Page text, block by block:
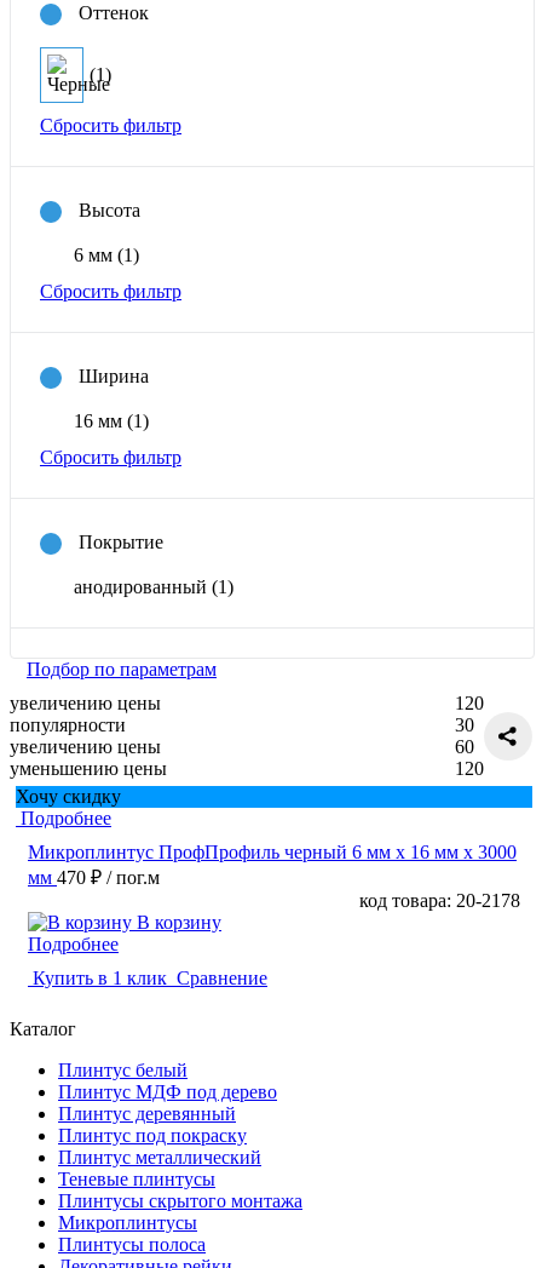
Оттенок
(1)
Сбросить фильтр
Высота
6 мм (1)
Сбросить фильтр
Ширина
16 мм (1)
Сбросить фильтр
Покрытие
анодированный (1)
Подбор по параметрам
увеличению цены
популярности
увеличению цены
уменьшению цены
120
30
60
120
Хочу скидку
Подробнее
Микроплинтус ПрофПрофиль черный 6 мм x 16 мм х 3000
мм 470 ₽ / пог.м
код товара: 20-2178
В корзину
Подробнее
Купить в 1 клик Сравнение
Каталог
Плинтус белый
Плинтус МДФ под дерево
Плинтус деревянный
Плинтус под покраску
Плинтус металлический
Теневые плинтусы
Плинтусы скрытого монтажа
Микроплинтусы
Плинтусы полоса